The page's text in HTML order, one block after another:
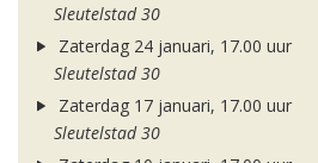
Sleutelstad 30
Zaterdag 24 januari, 17.00 uur
Sleutelstad 30
Zaterdag 17 januari, 17.00 uur
Sleutelstad 30